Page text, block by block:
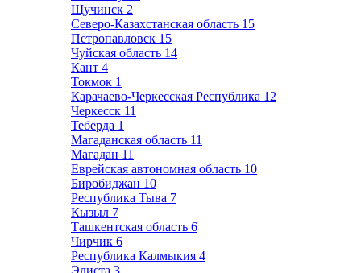
Щучинск 2
Северо-Казахстанская область 15
Петропавловск 15
Чуйская область 14
Кант 4
Токмок 1
Карачаево-Черкесская Республика 12
Черкесск 11
Теберда 1
Магаданская область 11
Магадан 11
Еврейская автономная область 10
Биробиджан 10
Республика Тыва 7
Кызыл 7
Ташкентская область 6
Чирчик 6
Республика Калмыкия 4
Элиста 3